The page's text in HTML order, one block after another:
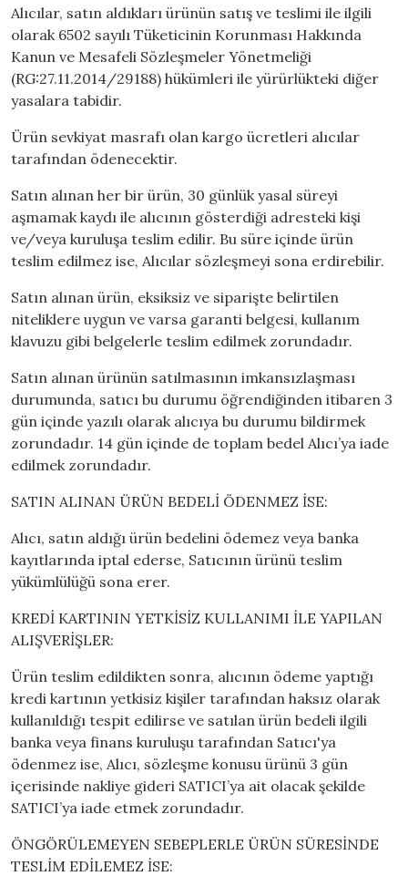
Alıcılar, satın aldıkları ürünün satış ve teslimi ile ilgili
olarak 6502 sayılı Tüketicinin Korunması Hakkında
Kanun ve Mesafeli Sözleşmeler Yönetmeliği
(RG:27.11.2014/29188) hükümleri ile yürürlükteki diğer
yasalara tabidir.
Ürün sevkiyat masrafı olan kargo ücretleri alıcılar
tarafından ödenecektir.
Satın alınan her bir ürün, 30 günlük yasal süreyi
aşmamak kaydı ile alıcının gösterdiği adresteki kişi
ve/veya kuruluşa teslim edilir. Bu süre içinde ürün
teslim edilmez ise, Alıcılar sözleşmeyi sona erdirebilir.
Satın alınan ürün, eksiksiz ve siparişte belirtilen
niteliklere uygun ve varsa garanti belgesi, kullanım
klavuzu gibi belgelerle teslim edilmek zorundadır.
Satın alınan ürünün satılmasının imkansızlaşması
durumunda, satıcı bu durumu öğrendiğinden itibaren 3
gün içinde yazılı olarak alıcıya bu durumu bildirmek
zorundadır. 14 gün içinde de toplam bedel Alıcı’ya iade
edilmek zorundadır.
SATIN ALINAN ÜRÜN BEDELİ ÖDENMEZ İSE:
Alıcı, satın aldığı ürün bedelini ödemez veya banka
kayıtlarında iptal ederse, Satıcının ürünü teslim
yükümlülüğü sona erer.
KREDİ KARTININ YETKİSİZ KULLANIMI İLE YAPILAN
ALIŞVERİŞLER:
Ürün teslim edildikten sonra, alıcının ödeme yaptığı
kredi kartının yetkisiz kişiler tarafından haksız olarak
kullanıldığı tespit edilirse ve satılan ürün bedeli ilgili
banka veya finans kuruluşu tarafından Satıcı'ya
ödenmez ise, Alıcı, sözleşme konusu ürünü 3 gün
içerisinde nakliye gideri SATICI’ya ait olacak şekilde
SATICI’ya iade etmek zorundadır.
ÖNGÖRÜLEMEYEN SEBEPLERLE ÜRÜN SÜRESİNDE
TESLİM EDİLEMEZ İSE: